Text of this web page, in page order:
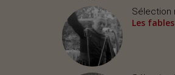
Sélection
Les